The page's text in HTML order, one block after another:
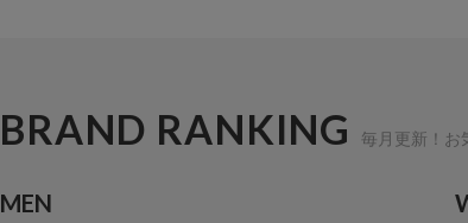
BRAND RANKING 毎月更新！お
MEN